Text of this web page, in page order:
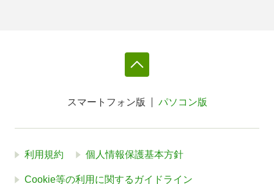
スマートフォン版 パソコン版
利用規約 個人情報保護基本方針
Cookie等の利用に関するガイドライン